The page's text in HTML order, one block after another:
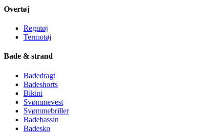
Overtøj
Regntøj
Termotøj
Bade & strand
Badedragt
Badeshorts
Bikini
Svømmevest
Svømmebriller
Badebassin
Badesko